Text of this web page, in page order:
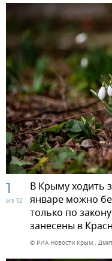
1
из 12
В Крыму ходить
январе можно
только по
занесены в
© РИА Новости Крым .